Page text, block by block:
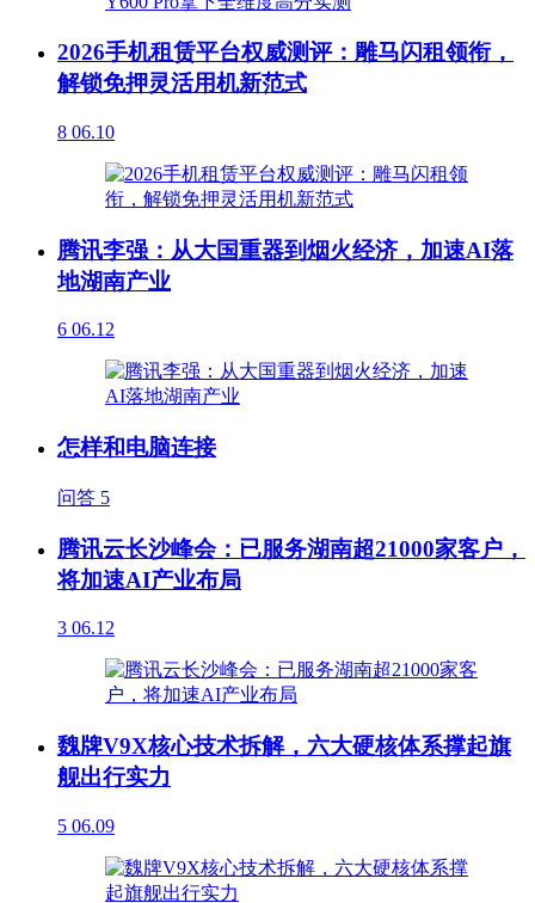
2026手机租赁平台权威测评：雕马闪租领衔，
解锁免押灵活用机新范式
8 06.10
腾讯李强：从大国重器到烟火经济，加速AI落
地湖南产业
6 06.12
怎样和电脑连接
问答 5
腾讯云长沙峰会：已服务湖南超21000家客户，
将加速AI产业布局
3 06.12
魏牌V9X核心技术拆解，六大硬核体系撑起旗
舰出行实力
5 06.09